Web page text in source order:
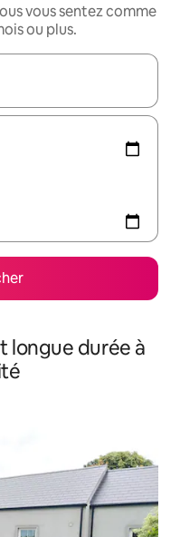
vous sentez comme
ou plus.
les flèches vers le
longue durée à
appréciés